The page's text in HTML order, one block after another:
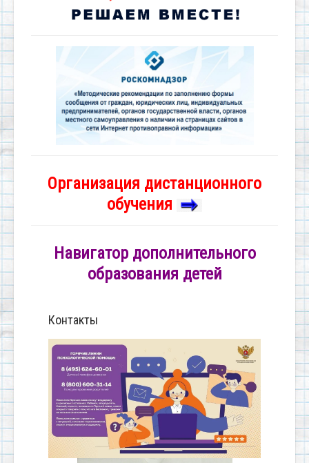
Организация дистанционного
обучения
Навигатор дополнительного
образования детей
Контакты